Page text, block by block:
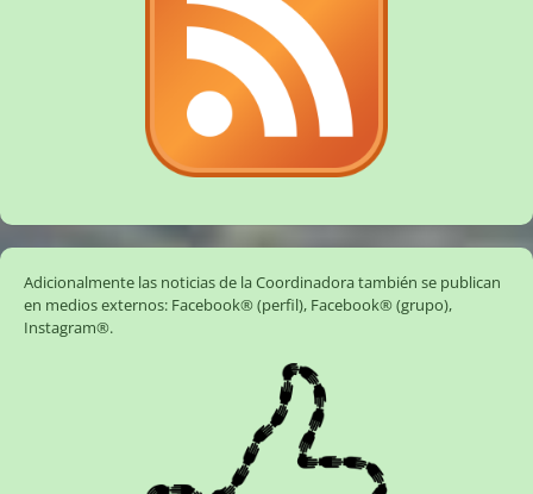
Adicionalmente las noticias de la Coordinadora también se publican
en medios externos: Facebook® (perfil), Facebook® (grupo),
Instagram®.